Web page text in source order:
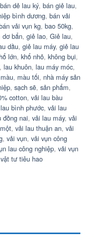
bán dẻ lau ký, bán giẻ lau,
bình dương, bán vải
vải vụn kg, bao 50kg,
dơ bẩn, giẻ lao, Giẻ lau,
dầu, giẻ lau máy, giẻ lau
lớn, khổ nhỏ, không bụi,
, lau khuôn, lau máy móc,
, màu tối, nhà máy sản
, sạch sẽ, sản phẩm,
cotton, vải lau bàu
bình phước, vải lau
đồng nai, vải lau máy, vải
, vải lau thuận an, vải
, vải vụn, vải vụn công
lau công nghiệp, vải vụn
vật tư tiêu hao